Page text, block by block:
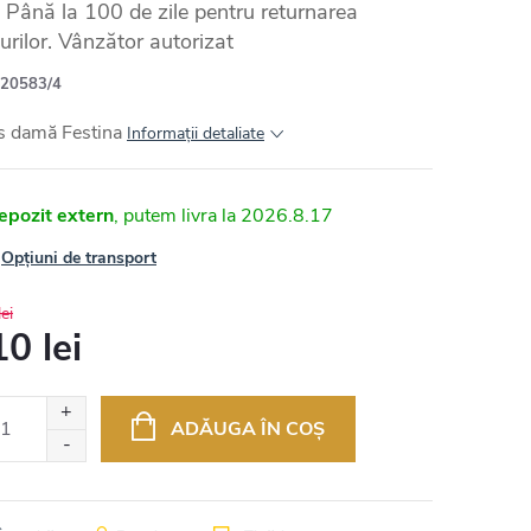
Până la 100 de zile pentru returnarea
Vânzător autorizat
20583/4
damă Festina Informaţii detaliate
extern 2026.8.17
Opțiuni de transport
lei
ADĂUGA ÎN COŞ